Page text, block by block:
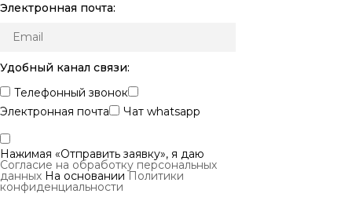
Электронная почта:
Удобный канал связи:
Телефонный звонок
Электронная почта
Чат whatsapp
Нажимая «Отправить заявку», я даю
Согласие на обработку персональных
данных На основанииПолитики
конфиденциальности